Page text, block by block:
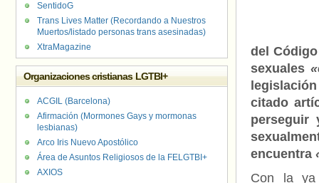
del
sexuales
citado
perseguir
encuentra
Con la
SentidoG
Trans Lives Matter (Recordando a Nuestros
Muertos/listado personas trans asesinadas)
XtraMagazine
Organizaciones cristianas LGTBI+
ACGIL (Barcelona)
Afirmación (Mormones Gays y mormonas
lesbianas)
Arco Iris Nuevo Apostólico
Área de Asuntos Religiosos de la FELGTBI+
AXIOS